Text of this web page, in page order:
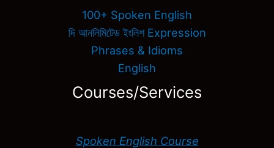
100+ Spoken English
দি আনলিমিটেড ইংলিশ Expression
Phrases & Idioms
English
Courses/Services
Spoken English Course